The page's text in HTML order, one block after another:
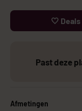
🤍
Past deze
Afmetingen